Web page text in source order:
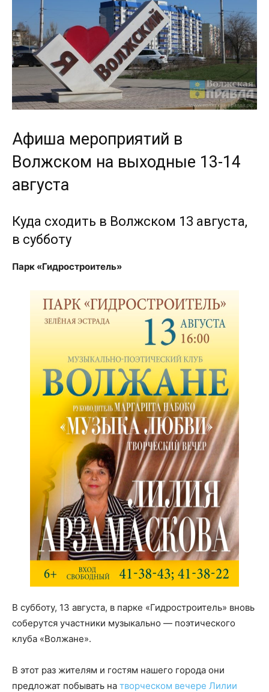
Афиша мероприятий в
Волжском на выходные 13-14
августа
Куда сходить в Волжском 13 августа,
в субботу
Парк «Гидростроитель»
В субботу, 13 августа, в парке «Гидростроитель» вновь
соберутся участники музыкально — поэтического
клуба «Волжане».
В этот раз жителям и гостям нашего города они
предложат побывать на творческом вечере Лилии